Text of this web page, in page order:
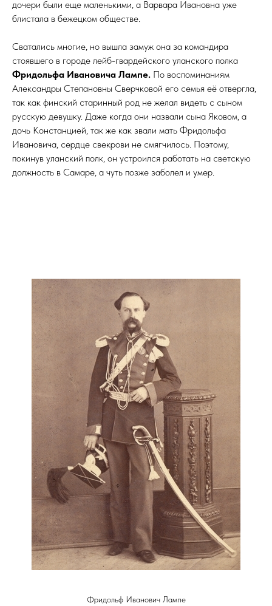
дочери были еще маленькими, а Варвара Ивановна уже
блистала в бежецком обществе.
Сватались многие, но вышла замуж она за командира
стоявшего в городе лейб-гвардейского уланского полка
Фридольфа Ивановича Лампе. По воспоминаниям
Александры Степановны Сверчковой его семья её отвергла,
так как финский старинный род не желал видеть с сыном
русскую девушку. Даже когда они назвали сына Яковом, а
дочь Констанцией, так же как звали мать Фридольфа
Ивановича, сердце свекрови не смягчилось. Поэтому,
покинув уланский полк, он устроился работать на светскую
должность в Самаре, а чуть позже заболел и умер.
Фридольф Иванович Лампе